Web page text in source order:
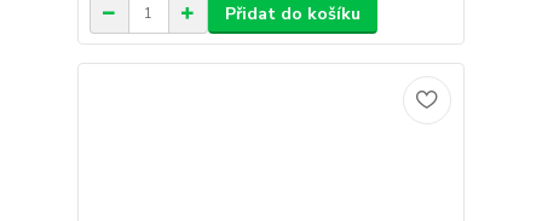
Přidat do košíku